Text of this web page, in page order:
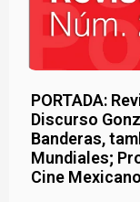
PORTADA:
Discurso
Banderas,
Mundiales;
Cine